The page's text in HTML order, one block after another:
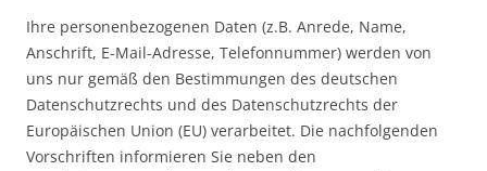
Ihre personenbezogenen Daten (z.B. Anrede, Name,
Anschrift, E-Mail-Adresse, Telefonnummer) werden von
uns nur gemäß den Bestimmungen des deutschen
Datenschutzrechts und des Datenschutzrechts der
Europäischen Union (EU) verarbeitet. Die nachfolgenden
Vorschriften informieren Sie neben den